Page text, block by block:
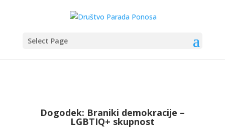
Select Page
Dogodek: Braniki demokracije –
LGBTIQ+ skupnost